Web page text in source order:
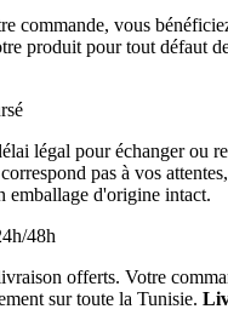
commande, vous
produit pour tout défaut
légal pour échanger ou
pas à vos
emballage d'origine intact.
48h
offerts. Votre
sur toute la Tunisie.